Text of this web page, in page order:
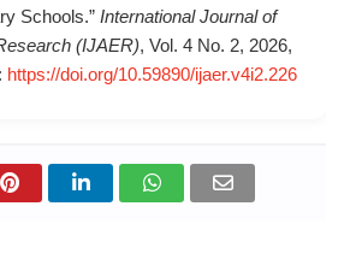
Schools.” International Journal of
(IJAER), Vol. 4 No. 2, 2026,
https://doi.org/10.59890/ijaer.v4i2.226